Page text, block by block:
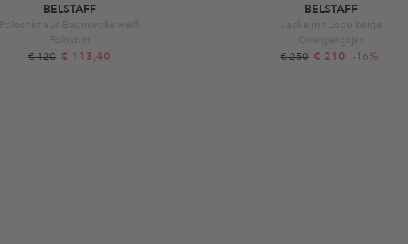
BELSTAFF
Poloshirt aus Baumwolle weiß
Poloshirt
€ 120 € 113,40
BELSTAFF
Jacke mit Logo beige
Overgangsjas
€ 250 € 210 -16%